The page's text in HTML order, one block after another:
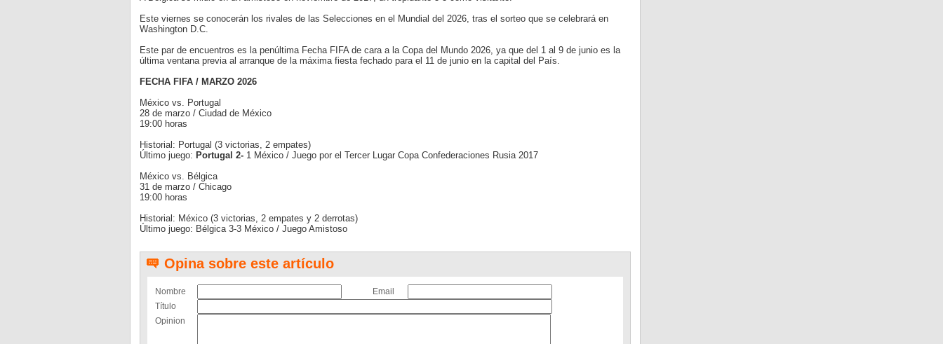
Este viernes se conocerán los rivales de las Selecciones en el Mundial del 2026, tras el sorteo que se celebrará en
Washington D.C.
Este par de encuentros es la penúltima Fecha FIFA de cara a la Copa del Mundo 2026, ya que del 1 al 9 de junio es la
última ventana previa al arranque de la máxima fiesta fechado para el 11 de junio en la capital del País.
FECHA FIFA / MARZO 2026
México vs. Portugal
28 de marzo / Ciudad de México
19:00 horas
Historial: Portugal (3 victorias, 2 empates)
Último juego: Portugal 2- 1 México / Juego por el Tercer Lugar Copa Confederaciones Rusia 2017
México vs. Bélgica
31 de marzo / Chicago
19:00 horas
Historial: México (3 victorias, 2 empates y 2 derrotas)
Último juego: Bélgica 3-3 México / Juego Amistoso
Opina sobre este artículo
Nombre
Email
Título
Opinion